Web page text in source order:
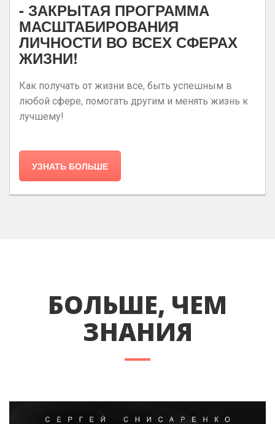
- ЗАКРЫТАЯ ПРОГРАММА
МАСШТАБИРОВАНИЯ
ЛИЧНОСТИ ВО ВСЕХ СФЕРАХ
ЖИЗНИ!
Как получать от жизни все, быть успешным в
любой сфере, помогать другим и менять жизнь к
лучшему!
УЗНАТЬ БОЛЬШЕ
БОЛЬШЕ, ЧЕМ
ЗНАНИЯ